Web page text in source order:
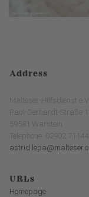
Address
Malteser-Hilfsdienst
Paul-Gerhardt-Straße
59581 Warstein
Telephone: 02902 71144
URLs
Homepage